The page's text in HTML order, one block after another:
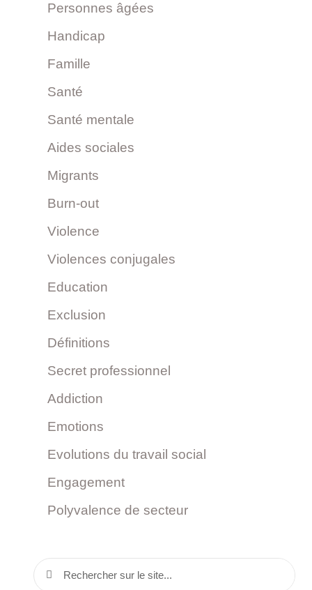
Personnes âgées
Handicap
Famille
Santé
Santé mentale
Aides sociales
Migrants
Burn-out
Violence
Violences conjugales
Education
Exclusion
Définitions
Secret professionnel
Addiction
Emotions
Evolutions du travail social
Engagement
Polyvalence de secteur